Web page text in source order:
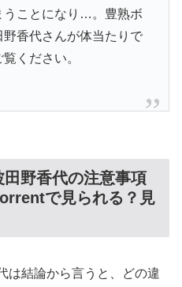
うことになり…。豊熟ボ
香代さんが体当たりで
ください。
野香代の注意事項
で見られる？見
は結論から言うと、どの違